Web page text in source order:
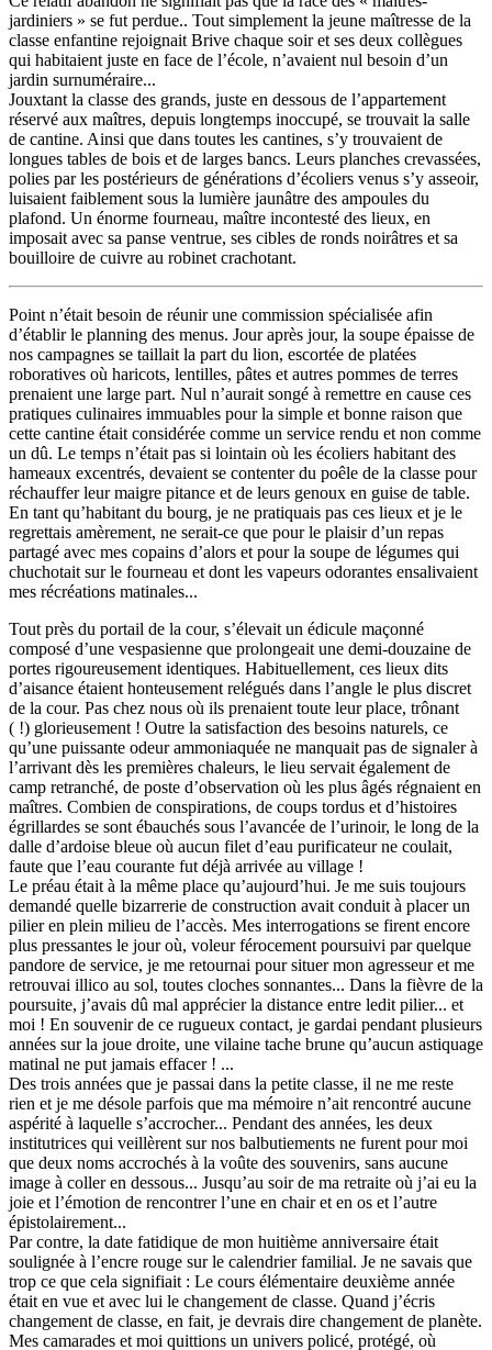
jardiniers » se fut perdue.. Tout simplement la jeune maîtresse de la
classe enfantine rejoignait Brive chaque soir et ses deux collègues
qui habitaient juste en face de l’école, n’avaient nul besoin d’un
jardin surnuméraire...
Jouxtant la classe des grands, juste en dessous de l’appartement
réservé aux maîtres, depuis longtemps inoccupé, se trouvait la salle
de cantine. Ainsi que dans toutes les cantines, s’y trouvaient de
longues tables de bois et de larges bancs. Leurs planches crevassées,
polies par les postérieurs de générations d’écoliers venus s’y asseoir,
luisaient faiblement sous la lumière jaunâtre des ampoules du
plafond. Un énorme fourneau, maître incontesté des lieux, en
imposait avec sa panse ventrue, ses cibles de ronds noirâtres et sa
bouilloire de cuivre au robinet crachotant.
Point n’était besoin de réunir une commission spécialisée afin
d’établir le planning des menus. Jour après jour, la soupe épaisse de
nos campagnes se taillait la part du lion, escortée de platées
roboratives où haricots, lentilles, pâtes et autres pommes de terres
prenaient une large part. Nul n’aurait songé à remettre en cause ces
pratiques culinaires immuables pour la simple et bonne raison que
cette cantine était considérée comme un service rendu et non comme
un dû. Le temps n’était pas si lointain où les écoliers habitant des
hameaux excentrés, devaient se contenter du poêle de la classe pour
réchauffer leur maigre pitance et de leurs genoux en guise de table.
En tant qu’habitant du bourg, je ne pratiquais pas ces lieux et je le
regrettais amèrement, ne serait-ce que pour le plaisir d’un repas
partagé avec mes copains d’alors et pour la soupe de légumes qui
chuchotait sur le fourneau et dont les vapeurs odorantes ensalivaient
mes récréations matinales...
Tout près du portail de la cour, s’élevait un édicule maçonné
composé d’une vespasienne que prolongeait une demi-douzaine de
portes rigoureusement identiques. Habituellement, ces lieux dits
d’aisance étaient honteusement relégués dans l’angle le plus discret
de la cour. Pas chez nous où ils prenaient toute leur place, trônant
( !) glorieusement ! Outre la satisfaction des besoins naturels, ce
qu’une puissante odeur ammoniaquée ne manquait pas de signaler à
l’arrivant dès les premières chaleurs, le lieu servait également de
camp retranché, de poste d’observation où les plus âgés régnaient en
maîtres. Combien de conspirations, de coups tordus et d’histoires
égrillardes se sont ébauchés sous l’avancée de l’urinoir, le long de la
dalle d’ardoise bleue où aucun filet d’eau purificateur ne coulait,
faute que l’eau courante fut déjà arrivée au village !
Le préau était à la même place qu’aujourd’hui. Je me suis toujours
demandé quelle bizarrerie de construction avait conduit à placer un
pilier en plein milieu de l’accès. Mes interrogations se firent encore
plus pressantes le jour où, voleur férocement poursuivi par quelque
pandore de service, je me retournai pour situer mon agresseur et me
retrouvai illico au sol, toutes cloches sonnantes... Dans la fièvre de la
poursuite, j’avais dû mal apprécier la distance entre ledit pilier... et
moi ! En souvenir de ce rugueux contact, je gardai pendant plusieurs
années sur la joue droite, une vilaine tache brune qu’aucun astiquage
matinal ne put jamais effacer ! ...
Des trois années que je passai dans la petite classe, il ne me reste
rien et je me désole parfois que ma mémoire n’ait rencontré aucune
aspérité à laquelle s’accrocher... Pendant des années, les deux
institutrices qui veillèrent sur nos balbutiements ne furent pour moi
que deux noms accrochés à la voûte des souvenirs, sans aucune
image à coller en dessous... Jusqu’au soir de ma retraite où j’ai eu la
joie et l’émotion de rencontrer l’une en chair et en os et l’autre
épistolairement...
Par contre, la date fatidique de mon huitième anniversaire était
soulignée à l’encre rouge sur le calendrier familial. Je ne savais que
trop ce que cela signifiait : Le cours élémentaire deuxième année
était en vue et avec lui le changement de classe. Quand j’écris
changement de classe, en fait, je devrais dire changement de planète.
Mes camarades et moi quittions un univers policé, protégé, où